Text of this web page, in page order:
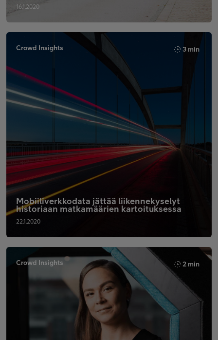
16.1.2020
Crowd Insights 3 min
Mobiiliverkkodata jättää liikennekyselyt
historiaan matkamäärien kartoituksessa
22.1.2020
Crowd Insights 2 min